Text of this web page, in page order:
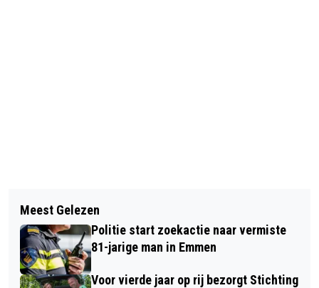
BEZOEKER OVERLIJDT TIJDENS
FESTIVAL PITFEST IN EMMEN:
'WOORDEN SCHIETEN TEKORT OP
MOMENTEN ALS DEZE'
ENORME VLAMMENZEE VERWOEST
GARAGEBEDRIJF EN TANKSTATION IN
NORG
Meest Gelezen
Politie start zoekactie naar vermiste
81-jarige man in Emmen
Voor vierde jaar op rij bezorgt Stichting